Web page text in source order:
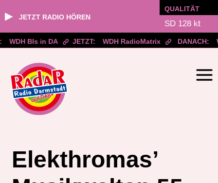
▶ JETZT RADIO HÖREN
QUALITÄT
WDH BIs in DA JETZT: WDH RadioMatrix DANACH:
springen
Elekthromas’